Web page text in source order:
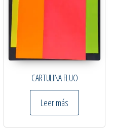
CARTULINA FLUO
Leer más